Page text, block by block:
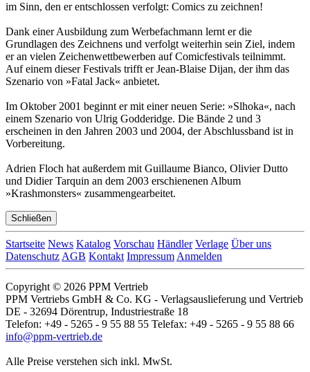
im Sinn, den er entschlossen verfolgt: Comics zu zeichnen!
Dank einer Ausbildung zum Werbefachmann lernt er die
Grundlagen des Zeichnens und verfolgt weiterhin sein Ziel, indem
er an vielen Zeichenwettbewerben auf Comicfestivals teilnimmt.
Auf einem dieser Festivals trifft er Jean-Blaise Dijan, der ihm das
Szenario von »Fatal Jack« anbietet.
Im Oktober 2001 beginnt er mit einer neuen Serie: »Slhoka«, nach
einem Szenario von Ulrig Godderidge. Die Bände 2 und 3
erscheinen in den Jahren 2003 und 2004, der Abschlussband ist in
Vorbereitung.
Adrien Floch hat außerdem mit Guillaume Bianco, Olivier Dutto
und Didier Tarquin an dem 2003 erschienenen Album
»Krashmonsters« zusammengearbeitet.
Schließen
Startseite News Katalog Vorschau Händler Verlage Über uns
Datenschutz AGB Kontakt Impressum Anmelden
Copyright © 2026 PPM Vertrieb
PPM Vertriebs GmbH & Co. KG - Verlagsauslieferung und Vertrieb
DE - 32694 Dörentrup, Industriestraße 18
Telefon: +49 - 5265 - 9 55 88 55 Telefax: +49 - 5265 - 9 55 88 66
info@ppm-vertrieb.de
Alle Preise verstehen sich inkl. MwSt.